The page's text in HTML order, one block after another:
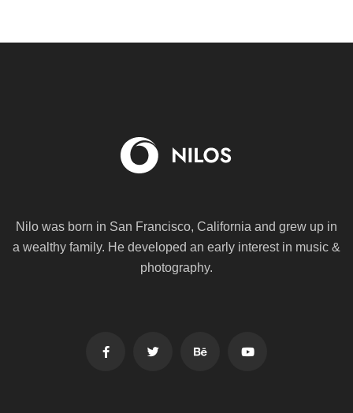
Nilo was born in San Francisco, California and grew up in
a wealthy family. He developed an early interest in music &
photography.